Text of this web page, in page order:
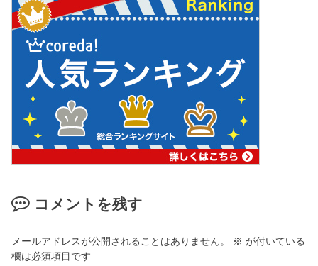
コメントを残す
メールアドレスが公開されることはありません。 ※ が付いている
欄は必須項目です